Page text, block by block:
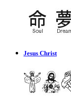
Jesus Christ